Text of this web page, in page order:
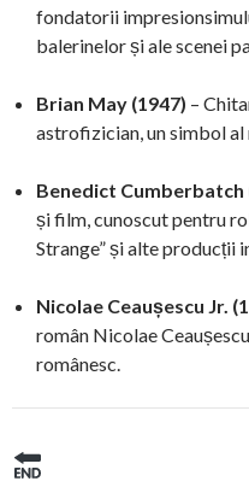
fondatorii
balerinelor și ale scenei
Brian May (1947) –
astrofizician, un simbol
Benedict Cumberbatch
și film, cunoscut pentru
Strange” și alte producții
Nicolae Ceaușescu Jr.
român Nicolae
românesc.